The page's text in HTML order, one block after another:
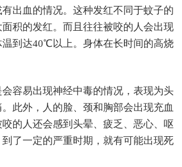
出血的情况。这种发红不同于蚊子的
积的发红。而且往往被咬的人会出现
到达40℃以上。身体在长时间的高烧
容易出现神经中毒的情况，表现为头
此外，人的脸、颈和胸部会出现充血
的人还会感到头晕、疲乏、恶心、呕
了一定的严重时期，就有可能出现死